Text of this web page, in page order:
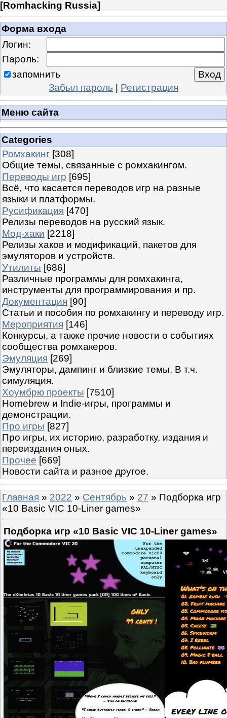
[Romhacking Russia]
Форма входа
Логин:
Пароль:
запомнить
Забыл пароль | Регистрация
Меню сайта
Categories
Ромхакинг [308]
Общие темы, связанные с ромхакингом.
Переводы игр [695]
Всё, что касается переводов игр на разные
языки и платформы.
Русификация [470]
Релизы переводов на русский язык.
Мод-хаки [2218]
Релизы хаков и модификаций, пакетов для
эмуляторов и устройств.
Утилиты [686]
Различные программы для ромхакинга,
инструменты для программирования и пр.
Документация [90]
Статьи и пособия по ромхакингу и переводу игр.
Мероприятия [146]
Конкурсы, а также прочие новости о событиях
сообщества ромхакеров.
Эмуляция [269]
Эмуляторы, дампинг и близкие темы. В т.ч.
симуляция.
Хоумбрю проекты [7510]
Homebrew и Indie-игры, программы и
демонстрации.
Про игры [827]
Про игры, их историю, разработку, издания и
переиздания оных.
Прочее [669]
Новости сайта и разное другое.
Главная » 2022 » Сентябрь » 27 » Подборка игр
«10 Basic VIC 10-Liner games»
Подборка игр «10 Basic VIC 10-Liner games»